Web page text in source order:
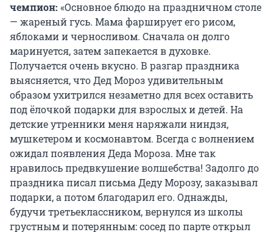
чемпион: «Основное блюдо на праздничном столе
— жареный гусь. Мама фарширует его рисом,
яблоками и черносливом. Сначала он долго
маринуется, затем запекается в духовке.
Получается очень вкусно. В разгар праздника
выясняется, что Дед Мороз удивительным
образом ухитрился незаметно для всех оставить
под ёлочкой подарки для взрослых и детей. На
детские утренники меня наряжали ниндзя,
мушкетером и космонавтом. Всегда с волнением
ожидал появления Деда Мороза. Мне так
нравилось предвкушение волшебства! Задолго до
праздника писал письма Деду Морозу, заказывал
подарки, а потом благодарил его. Однажды,
будучи третьеклассником, вернулся из школы
грустным и потерянным: сосед по парте открыл